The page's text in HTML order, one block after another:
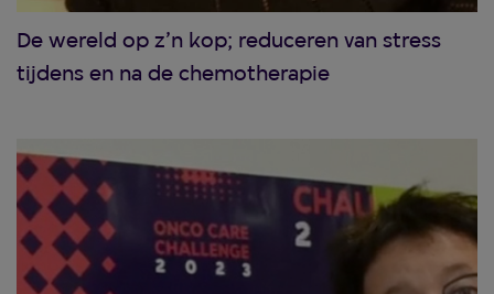
De wereld op z’n kop; reduceren van stress
tijdens en na de chemotherapie